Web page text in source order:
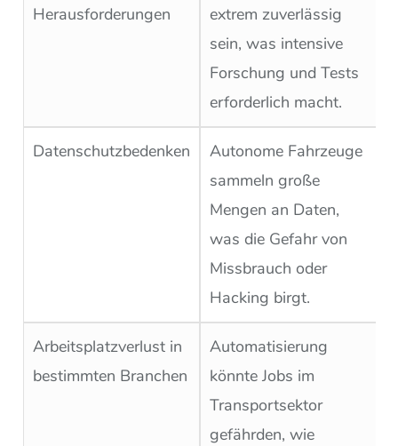
Herausforderungen
extrem zuverlässig
sein, was intensive
Forschung und Tests
erforderlich macht.
Datenschutzbedenken
Autonome Fahrzeuge
sammeln große
Mengen an Daten,
was die Gefahr von
Missbrauch oder
Hacking birgt.
Arbeitsplatzverlust in
bestimmten Branchen
Automatisierung
könnte Jobs im
Transportsektor
gefährden, wie